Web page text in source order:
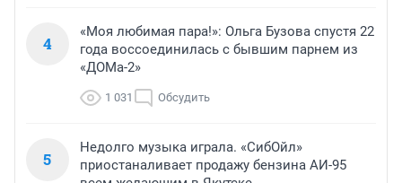
4
«Моя любимая пара!»: Ольга Бузова спустя 22
года воссоединилась с бывшим парнем из
«ДОМа-2»
1 031 Обсудить
5
Недолго музыка играла. «СибОйл»
приостаналивает продажу бензина АИ-95